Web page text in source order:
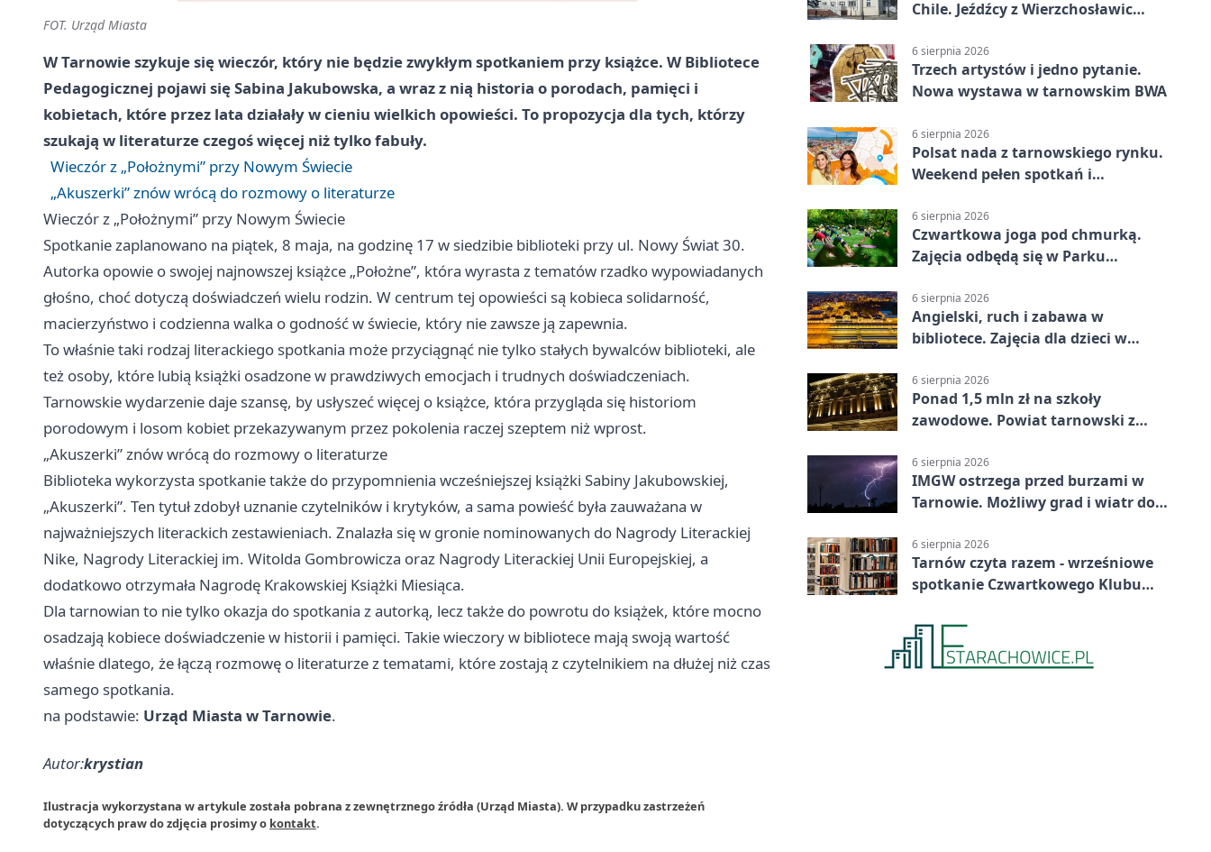
FOT. Urząd Miasta
W Tarnowie szykuje się wieczór, który nie będzie zwykłym spotkaniem przy książce. W Bibliotece
Pedagogicznej pojawi się Sabina Jakubowska, a wraz z nią historia o porodach, pamięci i
kobietach, które przez lata działały w cieniu wielkich opowieści. To propozycja dla tych, którzy
szukają w literaturze czegoś więcej niż tylko fabuły.
Wieczór z „Położnymi” przy Nowym Świecie
„Akuszerki” znów wrócą do rozmowy o literaturze
Wieczór z „Położnymi” przy Nowym Świecie
Spotkanie zaplanowano na piątek, 8 maja, na godzinę 17 w siedzibie biblioteki przy ul. Nowy Świat 30.
Autorka opowie o swojej najnowszej książce „Położne”, która wyrasta z tematów rzadko wypowiadanych
głośno, choć dotyczą doświadczeń wielu rodzin. W centrum tej opowieści są kobieca solidarność,
macierzyństwo i codzienna walka o godność w świecie, który nie zawsze ją zapewnia.
To właśnie taki rodzaj literackiego spotkania może przyciągnąć nie tylko stałych bywalców biblioteki, ale
też osoby, które lubią książki osadzone w prawdziwych emocjach i trudnych doświadczeniach.
Tarnowskie wydarzenie daje szansę, by usłyszeć więcej o książce, która przygląda się historiom
porodowym i losom kobiet przekazywanym przez pokolenia raczej szeptem niż wprost.
„Akuszerki” znów wrócą do rozmowy o literaturze
Biblioteka wykorzysta spotkanie także do przypomnienia wcześniejszej książki Sabiny Jakubowskiej,
„Akuszerki”. Ten tytuł zdobył uznanie czytelników i krytyków, a sama powieść była zauważana w
najważniejszych literackich zestawieniach. Znalazła się w gronie nominowanych do Nagrody Literackiej
Nike, Nagrody Literackiej im. Witolda Gombrowicza oraz Nagrody Literackiej Unii Europejskiej, a
dodatkowo otrzymała Nagrodę Krakowskiej Książki Miesiąca.
Dla tarnowian to nie tylko okazja do spotkania z autorką, lecz także do powrotu do książek, które mocno
osadzają kobiece doświadczenie w historii i pamięci. Takie wieczory w bibliotece mają swoją wartość
właśnie dlatego, że łączą rozmowę o literaturze z tematami, które zostają z czytelnikiem na dłużej niż czas
samego spotkania.
na podstawie: Urząd Miasta w Tarnowie.
Autor:krystian
Ilustracja wykorzystana w artykule została pobrana z zewnętrznego źródła (Urząd Miasta). W przypadku zastrzeżeń
dotyczących praw do zdjęcia prosimy o kontakt.
Chile. Jeźdźcy z Wierzchosławic
6 sierpnia 2026
Trzech artystów i jedno pytanie.
Nowa wystawa w tarnowskim BWA
6 sierpnia 2026
Polsat nada z tarnowskiego rynku.
Weekend pełen spotkań i
6 sierpnia 2026
Czwartkowa joga pod chmurką.
Zajęcia odbędą się w Parku
6 sierpnia 2026
Angielski, ruch i zabawa w
bibliotece. Zajęcia dla dzieci w
6 sierpnia 2026
Ponad 1,5 mln zł na szkoły
zawodowe. Powiat tarnowski z
6 sierpnia 2026
IMGW ostrzega przed burzami w
Tarnowie. Możliwy grad i wiatr do
6 sierpnia 2026
Tarnów czyta razem - wrześniowe
spotkanie Czwartkowego Klubu